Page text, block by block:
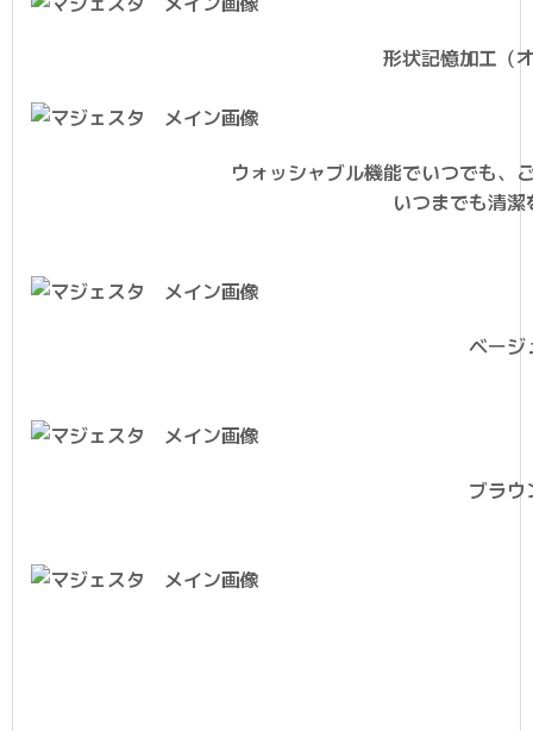
形状記憶加工（
ウォッシャブル機能でいつでも、
いつまでも清
ベージ
ブラウ